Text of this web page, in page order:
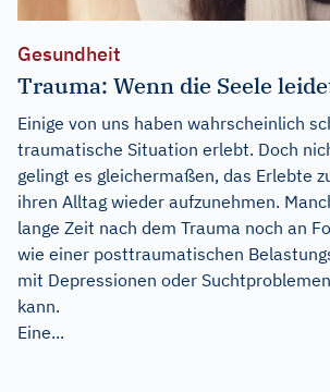
Gesundheit
Trauma: Wenn die Seele
Einige von uns haben wahrscheinlich
traumatische Situation erlebt. Doch
gelingt es gleichermaßen, das Erlebte
ihren Alltag wieder aufzunehmen.
lange Zeit nach dem Trauma noch an
wie einer posttraumatischen
mit Depressionen oder
kann.
Eine...